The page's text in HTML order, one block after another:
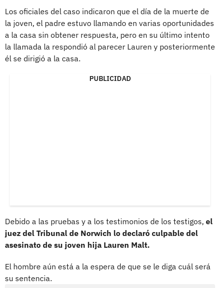
Los oficiales del caso indicaron que el día de la muerte de
la joven, el padre estuvo llamando en varias oportunidades
a la casa sin obtener respuesta, pero en su último intento
la llamada la respondió al parecer Lauren y posteriormente
él se dirigió a la casa.
PUBLICIDAD
Debido a las pruebas y a los testimonios de los testigos, el
juez del Tribunal de Norwich lo declaró culpable del
asesinato de su joven hija Lauren Malt.
El hombre aún está a la espera de que se le diga cuál será
su sentencia.